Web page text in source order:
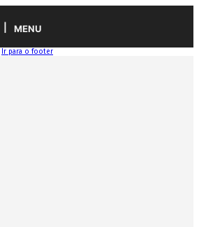
MENU
Ir para o footer